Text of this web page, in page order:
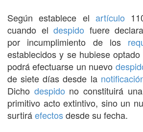
Según establece el artículo
cuando eldespido fuere
por incumplimiento de los
establecidos y se hubiese
podrá efectuarse un nuevo
de siete días desde la
Dicho despido no constituirá
primitivo acto extintivo, sino un
surtiráefectosdesde su fecha.